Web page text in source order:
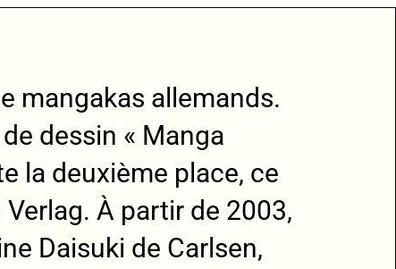
mangakas allemands.
dessin « Manga
la deuxième place, ce
À partir de 2003,
Daisuki de Carlsen,